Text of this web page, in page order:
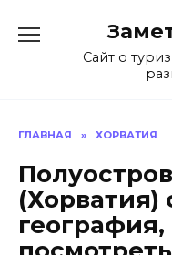
содержаниюСайт о
ГЛАВНАЯ » ХОРВАТИЯ
(Хорватия)